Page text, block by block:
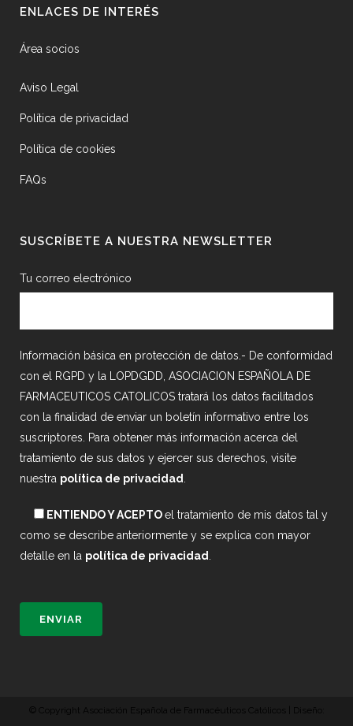
ENLACES DE INTERÉS
Área socios
Aviso Legal
Política de privacidad
Política de cookies
FAQs
SUSCRÍBETE A NUESTRA NEWSLETTER
Tu correo electrónico
Información básica en protección de datos.- De conformidad
con el RGPD y la LOPDGDD, ASOCIACION ESPAÑOLA DE
FARMACEUTICOS CATOLICOS tratará los datos facilitados
con la finalidad de enviar un boletín informativo entre los
suscriptores. Para obtener más información acerca del
tratamiento de sus datos y ejercer sus derechos, visite
nuestra política de privacidad
ENTIENDO Y ACEPTOel tratamiento de mis datos tal y
como se describe anteriormente y se explica con mayor
detalle en la política de privacidad
© Copyright Asociación Española de Farmacéuticos Católicos | Diseño: